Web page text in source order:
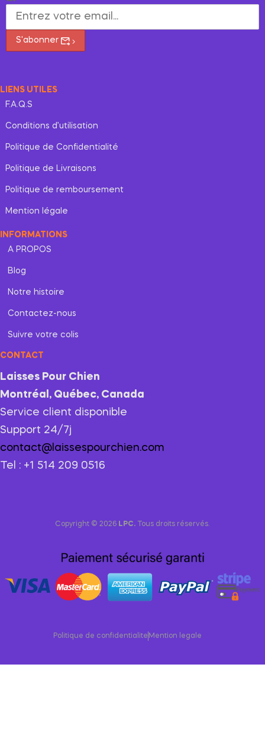
S'abonner
LIENS UTILES
F.A.Q.S
Conditions d’utilisation
Politique de Confidentialité
Politique de Livraisons
Politique de remboursement
Mention légale
INFORMATIONS
A PROPOS
Blog
Notre histoire
Contactez-nous
Suivre votre colis
CONTACT
Laisses Pour Chien
Montréal, Québec, Canada
Service client disponible
Support 24/7j
contact@laissespourchien.com
Tel : +1 514 209 0516
Copyright © 2026 LPC. Tous droits réservés.
Politique de confidentialite Mention legale